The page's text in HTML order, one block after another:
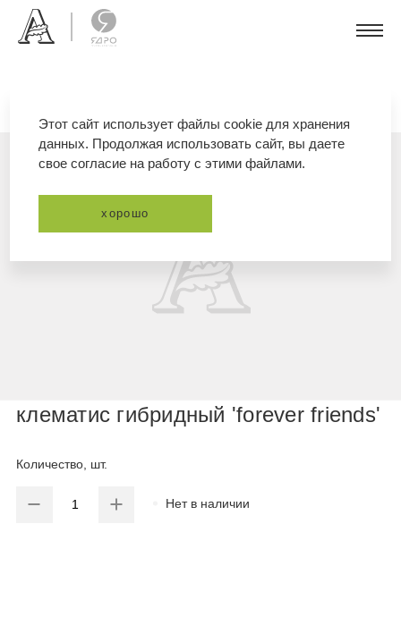
клематис гибридный 'forever friends'
Количество, шт.
Нет в наличии
Этот сайт использует файлы cookie для хранения
данных. Продолжая использовать сайт, вы даете
свое согласие на работу с этими файлами.
хорошо